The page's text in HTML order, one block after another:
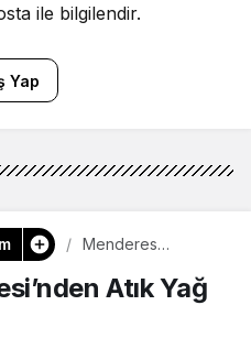
ile bilgilendir.
Yap
Menderes
Atık Yağ
Seferberliği
Atık Yağ